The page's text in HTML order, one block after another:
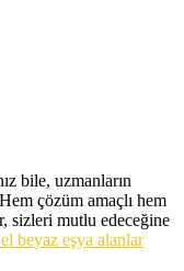
bile, uzmanların
çözüm amaçlı hem
sizleri mutlu edeceğine
beyaz eşya alanlar